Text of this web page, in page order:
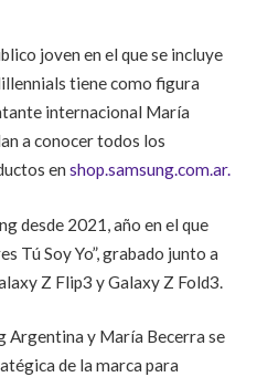
joven en el que se incluye
tiene como figura
internacional María
a conocer todos los
en shop.samsung.com.ar.
desde 2021, año en el que
Tú Soy Yo”, grabado junto a
Z Flip3 y Galaxy Z Fold3.
Argentina y María Becerra se
de la marca para